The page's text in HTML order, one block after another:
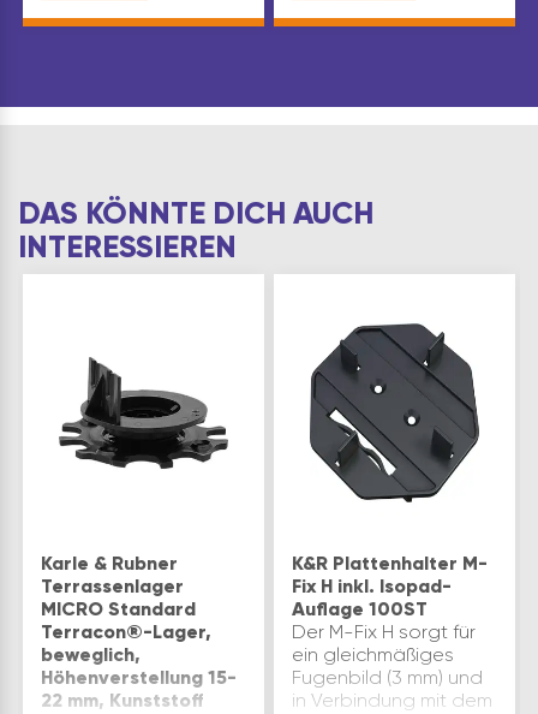
DAS KÖNNTE DICH AUCH
INTERESSIEREN
Karle & Rubner
Terrassenlager
MICRO Standard
Terracon®-Lager,
beweglich,
Höhenverstellung 15-
22 mm, Kunststoff
K&R Plattenhalter M-
Fix H inkl. Isopad-
Auflage 100ST
Der M-Fix H sorgt für
ein gleichmäßiges
Fugenbild (3 mm) und
in Verbindung mit dem